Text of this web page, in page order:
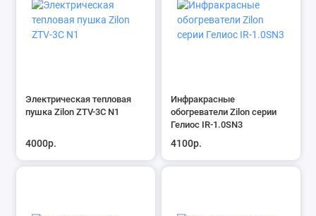
Электрическая тепловая
пушка Zilon ZTV-3С N1
4000р.
Инфракрасные
обогреватели Zilon серии
Гелиос IR-1.0SN3
4100р.